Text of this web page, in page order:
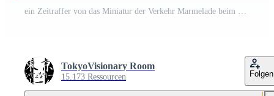
ein Zeitraffer von das Miniatur der Verkehr Marmelade beim das städtisch Straße im Tokyo Schwenken
TokyoVisionary Room
15.173 Ressourcen Folgen